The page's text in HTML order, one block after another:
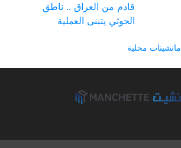
قادم من العراق .. ناطق
الحوثي يتبنى العملية
مانشيتات محلية